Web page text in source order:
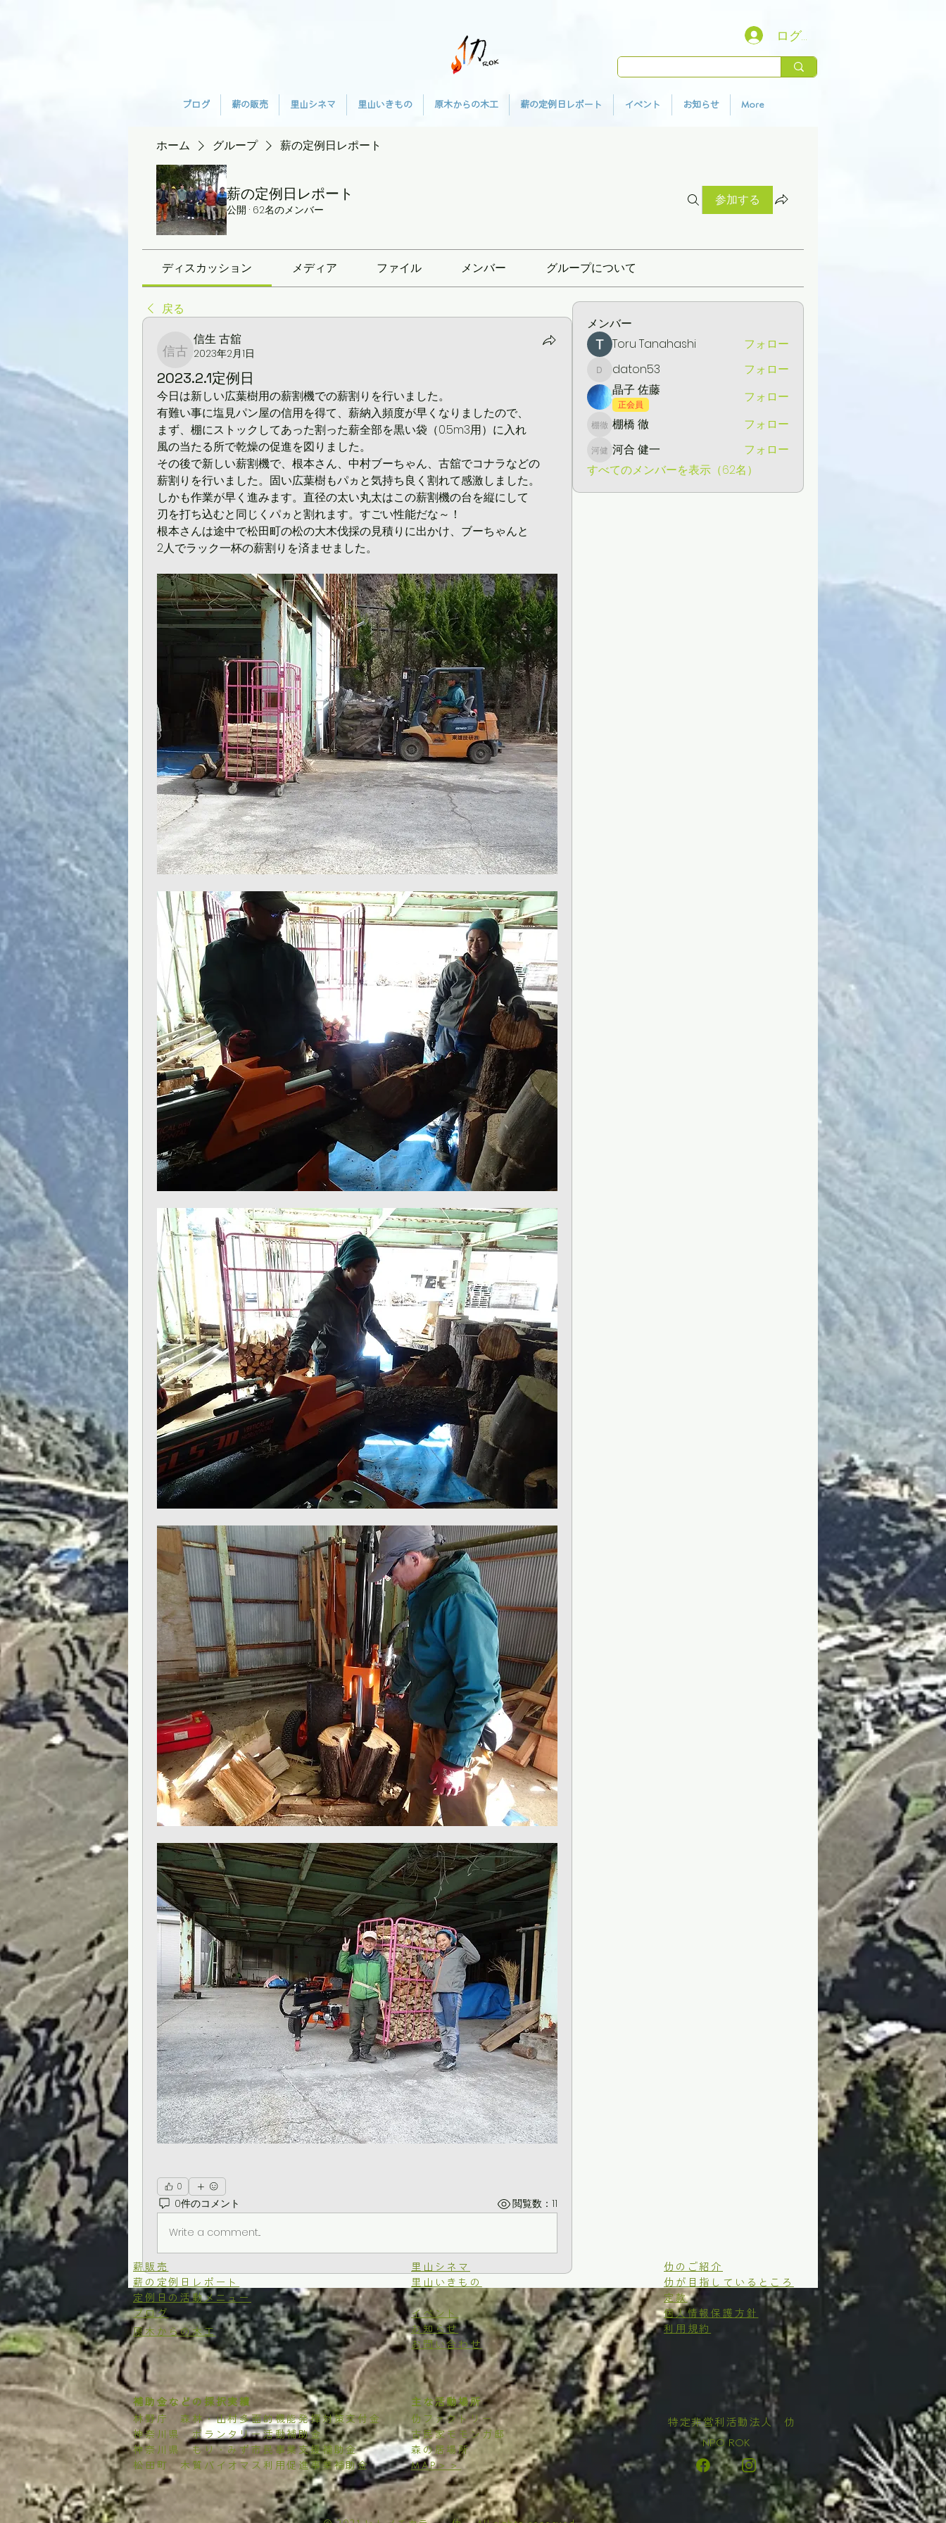
ログイン
ブログ 薪の販売 里山シネマ 里山いきもの 原木からの木工 薪の定例日レポート イベント お知らせ More
ホーム グループ 薪の定例日レポート
薪の定例日レポート
公開 · 62名のメンバー
参加する
ディスカッション メディア ファイル メンバー グループについて
戻る
信生 古舘
信生 古舘
2023年2月1日
2023.2.1定例日
今日は新しい広葉樹用の薪割機での薪割りを行いました。
有難い事に塩見パン屋の信用を得て、薪納入頻度が早くなりましたので、
まず、棚にストックしてあった割った薪全部を黒い袋（0.5m3用）に入れ
風の当たる所で乾燥の促進を図りました。
その後で新しい薪割機で、根本さん、中村ブーちゃん、古舘でコナラなどの
薪割りを行いました。固い広葉樹もパヵと気持ち良く割れて感激しました。
しかも作業が早く進みます。直径の太い丸太はこの薪割機の台を縦にして
刃を打ち込むと同じくパヵと割れます。すごい性能だな～！
根本さんは途中で松田町の松の大木伐採の見積りに出かけ、ブーちゃんと
2人でラック一杯の薪割りを済ませました。
0
0件のコメント 閲覧数：11
Write a comment...
メンバー
Toru Tanahashi フォロー
daton53
daton53
フォロー
晶子 佐藤
正会員 フォロー
棚橋 徹棚橋 徹 フォロー
河合 健一
河合 健一
フォロー
すべてのメンバーを表示（62名）
​薪販売
薪の定例日レポート
定例日の活動メニュー
ブログ
里山シネマ
里山いきもの
仂のご紹介
仂が目指しているところ
定款
イベント
お知らせ
個人情報保護方針
利用規約
お問い合わせ
原木からの木工
補助金などの採択実績
林野庁 森林・山村多面的機能発揮対策交付金
​神奈川県 ボランタリー活動補助金
​神奈川県 もり・みず市民事業支援補助金
松田町 木質バイオマス利用促進事業補助金
主な活動場所
仂ファクトリー
古民家モモンガ邸
森の居場所
MAP＞＞
​特定非営利活動法人 仂
NPO ROK